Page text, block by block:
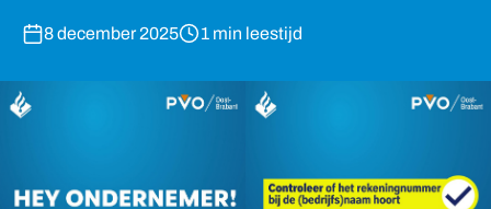
8 december 2025 1 min leestijd